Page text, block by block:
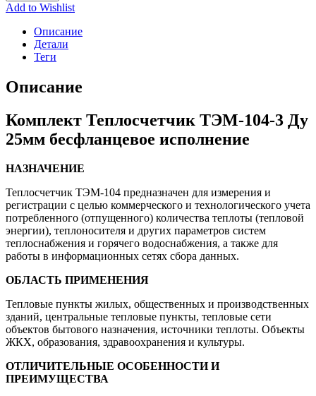
Add to Wishlist
Описание
Детали
Теги
Описание
Комплект Теплосчетчик ТЭМ-104-3 Ду
25мм бесфланцевое исполнение
НАЗНАЧЕНИЕ
Теплосчетчик ТЭМ-104 предназначен для измерения и
регистрации с целью коммерческого и технологического учета
потребленного (отпущенного) количества теплоты (тепловой
энергии), теплоносителя и других параметров систем
теплоснабжения и горячего водоснабжения, а также для
работы в информационных сетях сбора данных.
ОБЛАСТЬ ПРИМЕНЕНИЯ
Тепловые пункты жилых, общественных и производственных
зданий, центральные тепловые пункты, тепловые сети
объектов бытового назначения, источники теплоты. Объекты
ЖКХ, образования, здравоохранения и культуры.
ОТЛИЧИТЕЛЬНЫЕ ОСОБЕННОСТИ И
ПРЕИМУЩЕСТВА